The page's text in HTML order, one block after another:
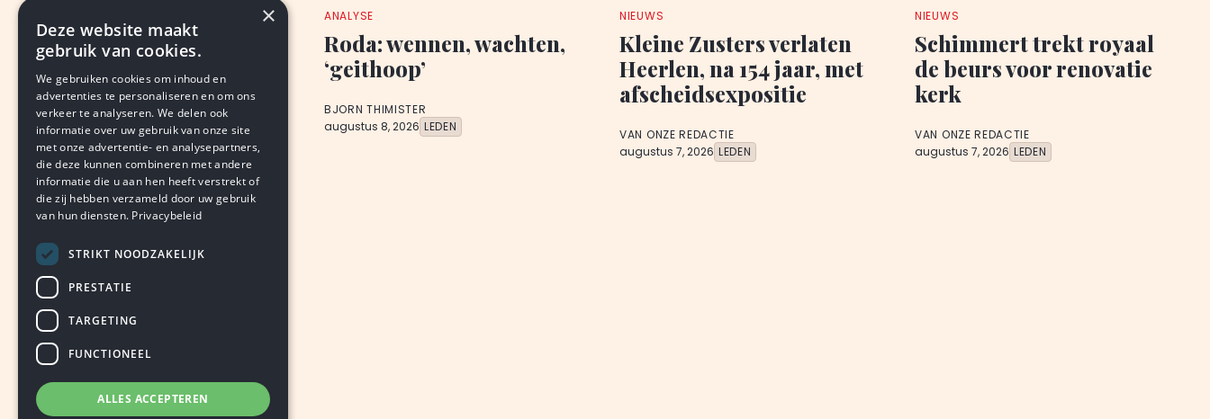
'Mister Peppermill'
overleden
BJORN THIMISTER
augustus 8, 2026 LEDEN
ANALYSE
Roda: wennen, wachten,
‘geithoop’
BJORN THIMISTER
augustus 8, 2026 LEDEN
NIEUWS
Kleine Zusters verlaten
Heerlen, na 154 jaar, met
afscheidsexpositie
VAN ONZE REDACTIE
augustus 7, 2026 LEDEN
NIEUWS
Schimmert trekt royaal
de beurs voor renovatie
kerk
VAN ONZE REDACTIE
augustus 7, 2026 LEDEN
×
Deze website maakt
gebruik van cookies.
We gebruiken cookies om inhoud en
advertenties te personaliseren en om ons
verkeer te analyseren. We delen ook
informatie over uw gebruik van onze site
met onze advertentie- en analysepartners,
die deze kunnen combineren met andere
informatie die u aan hen heeft verstrekt of
die zij hebben verzameld door uw gebruik
van hun diensten. Privacybeleid
STRIKT NOODZAKELIJK
PRESTATIE
TARGETING
FUNCTIONEEL
ALLES ACCEPTEREN